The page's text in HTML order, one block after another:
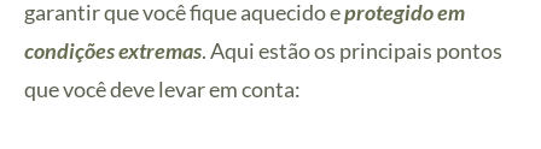
garantir que você fique aquecido eprotegido em
condições extremas. Aqui estão os principais pontos
que você deve levar em conta: